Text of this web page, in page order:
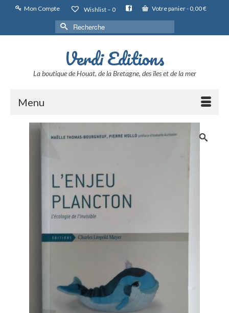
Mon Compte Wishlist – 0 Votre panier- 0,00€
Rechercher :
Verdi Editions
La boutique de Houat, de la Bretagne, des îles et de la mer
Menu